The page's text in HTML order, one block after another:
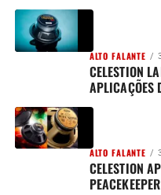
ALTO FALANTE
CELESTION
APLICAÇÕES
ALTO FALANTE
CELESTION
PEACEKEEPER